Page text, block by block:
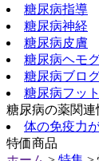
糖尿病指導
糖尿病神経
糖尿病皮膚
糖尿病ヘモ
糖尿病ブロ
糖尿病フッ
糖尿病の薬関連
体の免疫力
特価商品